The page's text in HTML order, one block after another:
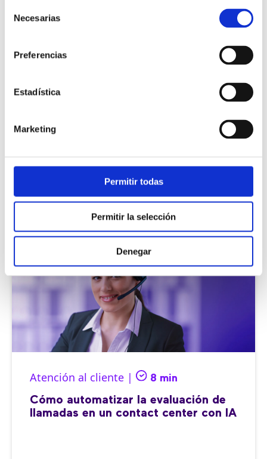
Necesarias
Preferencias
Estadística
Marketing
Permitir todas
Permitir la selección
Denegar
Atención al cliente | 8 min
Cómo automatizar la evaluación de
llamadas en un contact center con IA